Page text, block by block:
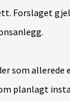
Forslaget
som
planlagt